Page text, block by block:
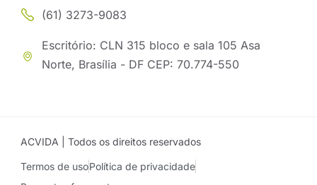
(61) 3273-9083
Escritório: CLN 315 bloco e sala 105 Asa
Norte, Brasília - DF CEP: 70.774-550
ACVIDA | Todos os direitos reservados
Termos de usoPolítica de privacidade